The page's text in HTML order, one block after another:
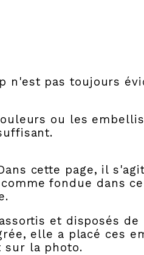
n'est pas toujours
ou les
cette page, il s'agit
fondue dans
et disposés de
elle a placé ces
sur la photo.